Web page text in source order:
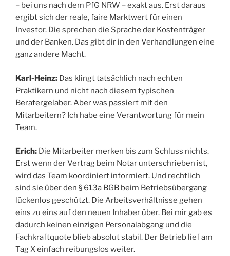
– bei uns nach dem PfG NRW – exakt aus. Erst daraus
ergibt sich der reale, faire Marktwert für einen
Investor. Die sprechen die Sprache der Kostenträger
und der Banken. Das gibt dir in den Verhandlungen eine
ganz andere Macht.
Karl-Heinz: Das klingt tatsächlich nach echten
Praktikern und nicht nach diesem typischen
Beratergelaber. Aber was passiert mit den
Mitarbeitern? Ich habe eine Verantwortung für mein
Team.
Erich: Die Mitarbeiter merken bis zum Schluss nichts.
Erst wenn der Vertrag beim Notar unterschrieben ist,
wird das Team koordiniert informiert. Und rechtlich
sind sie über den § 613a BGB beim Betriebsübergang
lückenlos geschützt. Die Arbeitsverhältnisse gehen
eins zu eins auf den neuen Inhaber über. Bei mir gab es
dadurch keinen einzigen Personalabgang und die
Fachkraftquote blieb absolut stabil. Der Betrieb lief am
Tag X einfach reibungslos weiter.